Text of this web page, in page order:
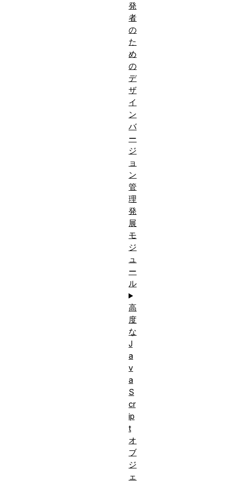
発
者
の
た
め
の
デ
ザ
イ
ン
バ
ー
ジ
ョ
ン
管
理
発
展
モ
ジ
ュ
ー
ル
高
度
な
J
a
v
a
S
cr
ip
t
オ
ブ
ジ
ェ